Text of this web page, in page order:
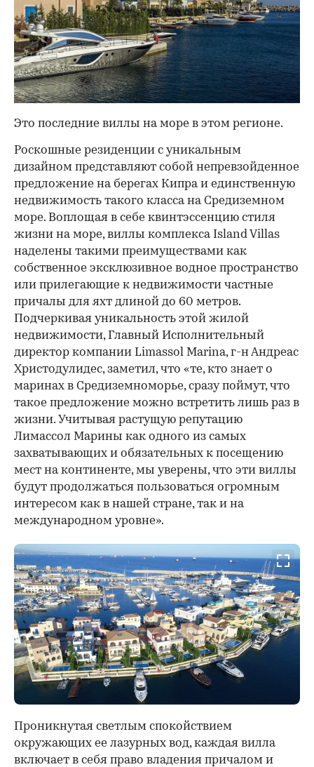
Это последние виллы на море в этом регионе.
Роскошные резиденции с уникальным
дизайном представляют собой непревзойденное
предложение на берегах Кипра и единственную
недвижимость такого класса на Средиземном
море. Воплощая в себе квинтэссенцию стиля
жизни на море, виллы комплекса Island Villas
наделены такими преимуществами как
собственное эксклюзивное водное пространство
или прилегающие к недвижимости частные
причалы для яхт длиной до 60 метров.
Подчеркивая уникальность этой жилой
недвижимости, Главный Исполнительный
директор компании Limassol Marina, г-н Андреас
Христодулидес, заметил, что «те, кто знает о
маринах в Средиземноморье, сразу поймут, что
такое предложение можно встретить лишь раз в
жизни. Учитывая растущую репутацию
Лимассол Марины как одного из самых
захватывающих и обязательных к посещению
мест на континенте, мы уверены, что эти виллы
будут продолжаться пользоваться огромным
интересом как в нашей стране, так и на
международном уровне».
Проникнутая светлым спокойствием
окружающих ее лазурных вод, каждая вилла
включает в себя право владения причалом и